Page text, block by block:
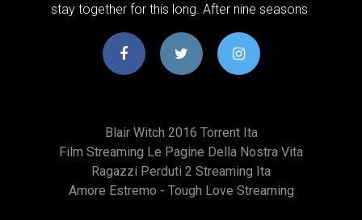
stay together for this long. After nine seasons
Blair Witch 2016 Torrent Ita
Film Streaming Le Pagine Della Nostra Vita
Ragazzi Perduti 2 Streaming Ita
Amore Estremo - Tough Love Streaming